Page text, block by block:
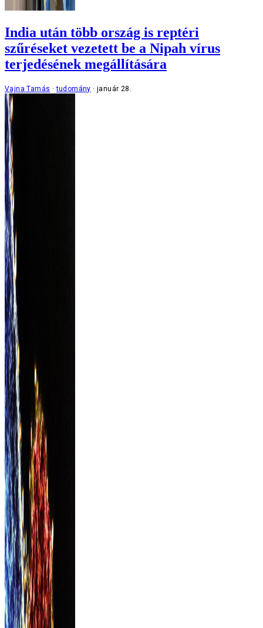
India után több ország is reptéri
szűréseket vezetett be a Nipah vírus
terjedésének megállítására
Vajna Tamás tudomány január 28.